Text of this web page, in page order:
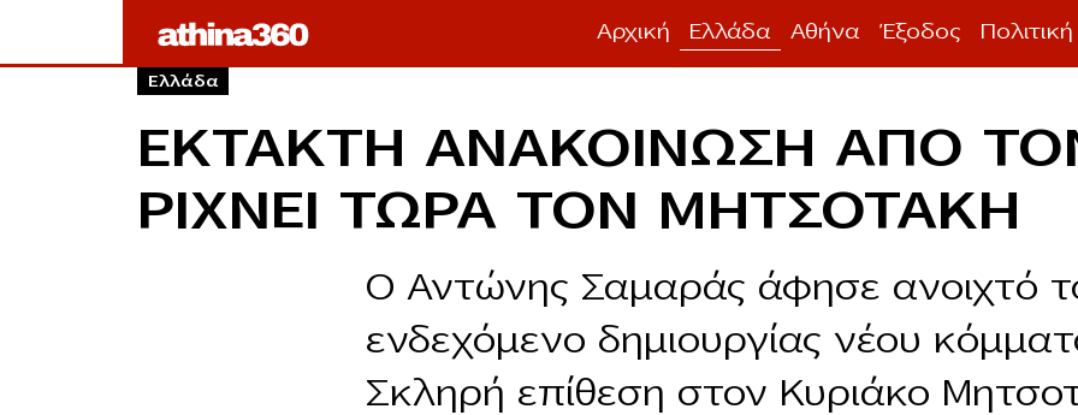
Αρχική Ελλάδα Αθήνα Έξοδος Πολιτική
Ελλάδα
EKTAKTH ANAKOIΝΩΣΗ ΑΠΟ
ΡΙΧΝΕΙ ΤΩΡΑ ΤΟΝ ΜΗΤΣΟΤΑΚΗ
Ο Αντώνης Σαμαράς άφησε ανοιχτό
ενδεχόμενο δημιουργίας νέου
Σκληρή επίθεση στον Κυριάκο